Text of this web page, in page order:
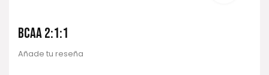
BCAA 2:1:1
Añade tu reseña